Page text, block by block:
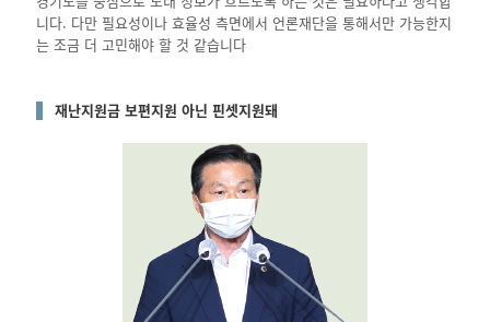
니다. 다만 필요성이나 효율성 측면에서 언론재단을 통해서만 가능한지
는 조금 더 고민해야 할 것 같습니다
재난지원금 보편지원 아닌 핀셋지원돼